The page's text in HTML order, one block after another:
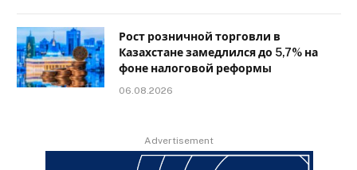
Рост розничной торговли в
Казахстане замедлился до 5,7% на
фоне налоговой реформы
06.08.2026
Advertisement